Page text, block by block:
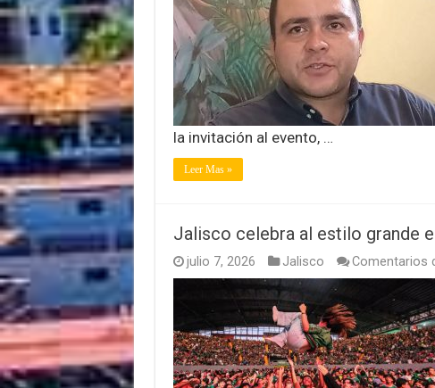
la invitación al evento, …
Leer Mas »
Jalisco celebra al estilo grande
julio 7, 2026 Jalisco Comentarios